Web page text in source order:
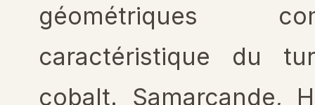
géométriques
caractéristique du
cobalt. Samarcande,